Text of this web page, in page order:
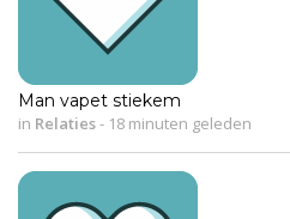
Man vapet stiekem
in Relaties- 18 minuten geleden